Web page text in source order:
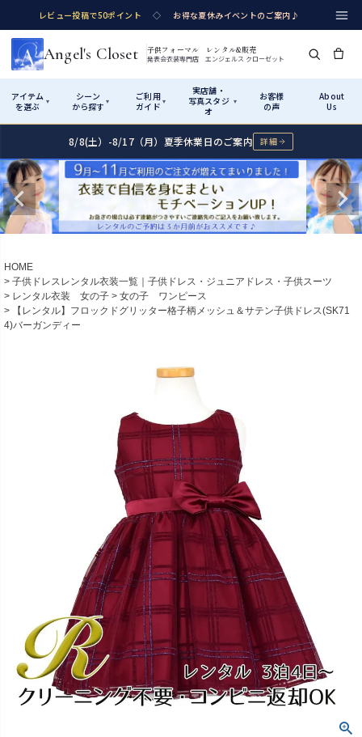
レビュー投稿で50ポイント ◇ お得な夏休みイベントのご案内♪
Angel's Closet 子供フォーマル レンタル&販売
発表会衣装専門店 エンジェルス クローゼット
アイテム
を選ぶ
▾
シーン
から探す ▾
ご利用
ガイド ▾
実店舗・
写真スタジ
オ
▾
お客様
の声
About
Us
Shop by Category アイテムから探す
カテゴリ詳細→ サイズで選ぶ→
Rentalレンタル
女の子ドレス
パニエ
レディース
コスチューム アウター
インナー・パニエ アクセサリー
ジュエリー 音楽雑貨
Shop by Occasion シーンから探す
性別・サイズで絞り込む→
発表会・コンクール
舞台で輝くステージ衣装
結婚式
フラワーガール・リングボーイ・ゲ
Graduation & Entrance
卒業式・入学式
きちんと感のあるフォーマル
Shichi-Go-San
七五三
3歳・5歳・7歳の晴れの日
How It Works ご利用ガイド
Startはじめに
01
02 サイズの選び方
測り方と目安
レンタルのご案内
予約・配送・返却・料金
あんしんパック
汚れ・キズ・破損の補償
Buy & Supportご購入・サポート
07 販売・共通のご案内
品質・返品・お手入れ
08 送料・お支払い
送料・決済方法
Visit Us 実店舗・写真スタジオ
実店舗 つくば店
茨城県土浦市大町14-16-1F
10:00–18:00（完全予約制）
店舗を予約する →
8/8(土）-8/17（月）夏季休業日のご案内 詳細
HOME
子供ドレスレンタル衣装一覧｜子供ドレス・ジュニアドレス・子供スーツ
レンタル衣装 女の子
女の子 ワンピース
【レンタル】フロックドグリッター格子柄メッシュ＆サテン子供ドレス(SK71
4)バーガンディー